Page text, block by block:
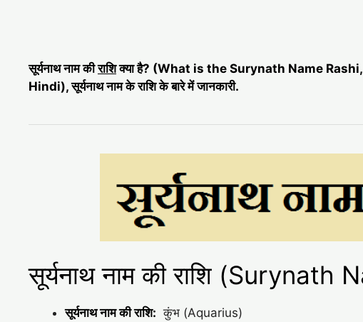
सूर्यनाथ नाम कीराशिक्या है? (What is the Surynath Name
Hindi), सूर्यनाथ नाम के राशि के बारे में जानकारी.
सूर्यनाथ नाम की राशि (Surynath
सूर्यनाथ नाम की राशि: कुंभ (Aquarius)